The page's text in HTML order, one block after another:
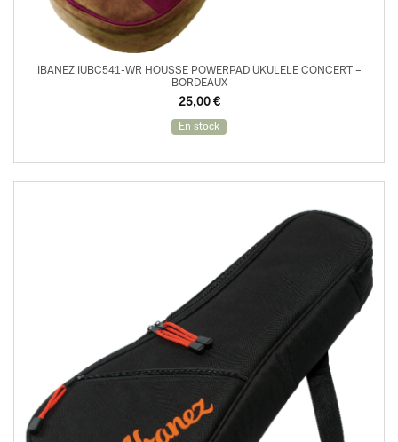
IBANEZ IUBC541-WR HOUSSE POWERPAD UKULELE CONCERT –
BORDEAUX
25,00 €
En stock